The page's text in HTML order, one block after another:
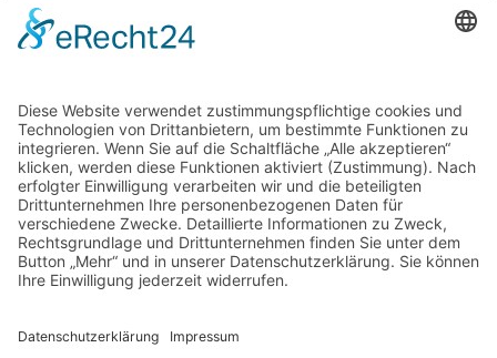
Selco Wirkstoffe Vertriebs GmbH
Straßburg 16
69483 Wald-Michelbach / Germany